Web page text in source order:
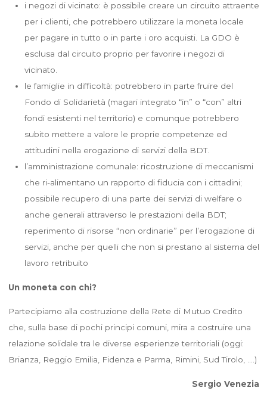
i negozi di vicinato: è possibile creare un circuito attraente
per i clienti, che potrebbero utilizzare la moneta locale
per pagare in tutto o in parte i oro acquisti. La GDO è
esclusa dal circuito proprio per favorire i negozi di
vicinato.
le famiglie in difficoltà: potrebbero in parte fruire del
Fondo di Solidarietà (magari integrato “in” o “con” altri
fondi esistenti nel territorio) e comunque potrebbero
subito mettere a valore le proprie competenze ed
attitudini nella erogazione di servizi della BDT.
l’amministrazione comunale: ricostruzione di meccanismi
che ri-alimentano un rapporto di fiducia con i cittadini;
possibile recupero di una parte dei servizi di welfare o
anche generali attraverso le prestazioni della BDT;
reperimento di risorse “non ordinarie” per l’erogazione di
servizi, anche per quelli che non si prestano al sistema del
lavoro retribuito
Un moneta con chi?
Partecipiamo alla costruzione della Rete di Mutuo Credito
che, sulla base di pochi principi comuni, mira a costruire una
relazione solidale tra le diverse esperienze territoriali (oggi:
Brianza, Reggio Emilia, Fidenza e Parma, Rimini, Sud Tirolo, ….)
Sergio Venezia